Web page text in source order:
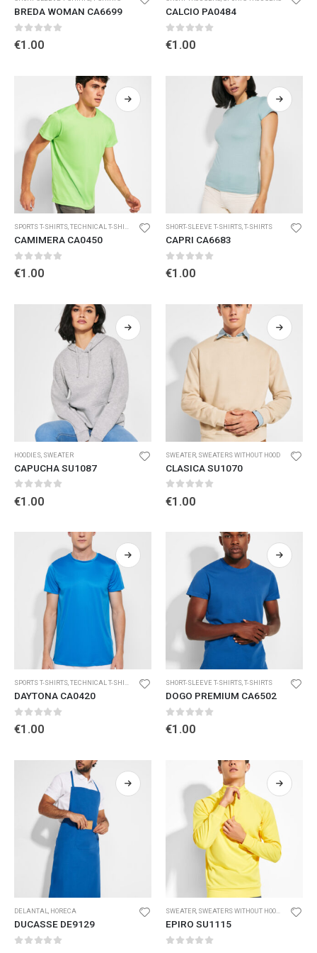
BREDA WOMAN CA6699
0 out of 5
€1.00
CALCIO PA0484
0 out of 5
€1.00
SPORTS T-SHIRTS TECHNICAL T-SHIRTS AND POLO SHIRTS
CAMIMERA CA0450
0 out of 5
€1.00
SHORT-SLEEVE T-SHIRTS T-SHIRTS
CAPRI CA6683
0 out of 5
€1.00
HOODIES SWEATER
CAPUCHA SU1087
0 out of 5
€1.00
SWEATER SWEATERS WITHOUT HOOD
CLASICA SU1070
0 out of 5
€1.00
SPORTS T-SHIRTS,TECHNICAL T-SHIRTS AND POLO SHIRTS
DAYTONA CA0420
0out of 5
€1.00
SHORT-SLEEVE T-SHIRTS,T-SHIRTS
DOGO PREMIUM CA6502
0out of 5
€1.00
DELANTAL, HORECA
DUCASSE DE9129
SWEATER, SWEATERS WITHOUT HOOD
EPIRO SU1115